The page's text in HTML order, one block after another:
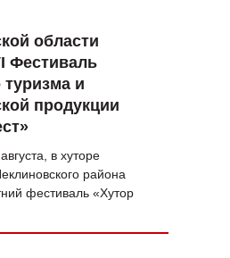
ВОПРОС НЕДЕЛИ
СТИЛЬ ЖИЗНИ
ХАЙП
ЧЕЛОВЕК ОСОБЕННЫЙ
области
Фестиваль
туризма и
продукции
в хуторе
района
фестиваль «Хутор